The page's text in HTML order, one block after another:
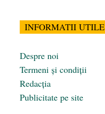
INFORMATII UTILE
Despre noi
Termeni și condiții
Redacția
Publicitate pe site